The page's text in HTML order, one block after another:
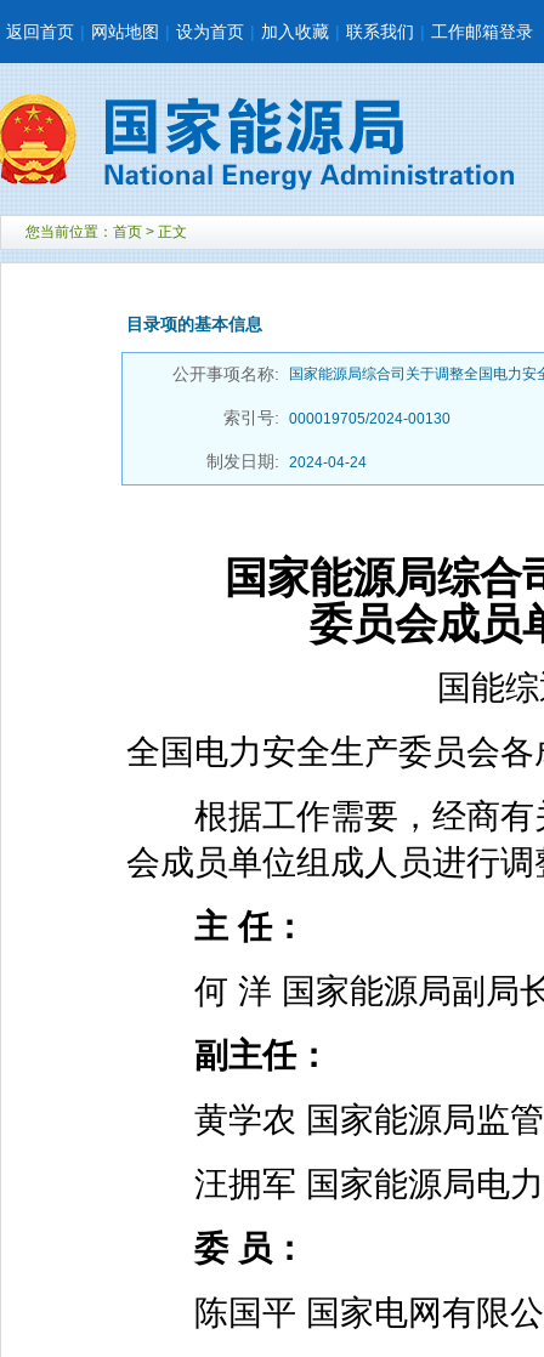
返回首页 | 网站地图 | 设为首页 | 加入收藏 | 联系我们 | 工作邮箱登录
您当前位置： 首页 > 正文
目录项的基本信息
公开事项名称: 国家能源局综合司关于调整全国电力
索引号: 000019705/2024-00130
制发日期: 2024-04-24
国家能源局综合
委员会成员
国能综
全国电力安全生产委员会
根据工作需要，经商有
会成员单位组成人员进行
主 任：
何 洋 国家能源局副局
副主任：
黄学农 国家能源局监
汪拥军 国家能源局电力
委 员：
陈国平 国家电网有限公